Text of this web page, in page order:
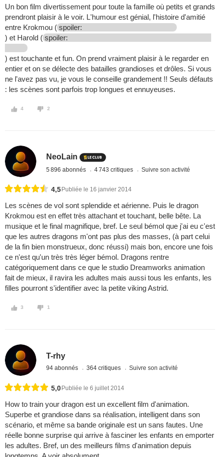
Un bon film divertissement pour toute la famille où petits et grands
prendront plaisir à le voir. L'humour est génial, l'histoire d'amitié
entre Krokmou ( spoiler:
) et Harold ( spoiler:
) est touchante et fun. On prend vraiment plaisir à le regarder en
entier et on se délecte des batailles grandioses et drôles. Si vous
ne l'avez pas vu, je vous le conseille grandement !! Seuls défauts
: les scènes sont parfois trop longues et ennuyeuses.
4 2
NeoLain
5 896 abonnés 4 743 critiques Suivre son activité
4,5 Publiée le 16 janvier 2014
Les scènes de vol sont splendide et aérienne. Puis le dragon
Krokmou est en effet très attachant et touchant, belle bête. La
musique et le final magnifique, bref. Le seul bémol que j'ai eu c'est
que les autres dragons m'ont pas plus des masses, (à part celui
de la fin bien monstrueux, donc réussi) mais bon, encore une fois
ce n'est qu'un très très léger bémol. Dragons rentre
catégoriquement dans ce que le studio Dreamworks animation
fait de mieux, il ravira les adultes mais aussi tous les enfants, les
filles pourront s'identifier avec la petite viking Astrid.
3 1
T-rhy
94 abonnés 364 critiques Suivre son activité
5,0 Publiée le 6 juillet 2014
How to train your dragon est un excellent film d'animation.
Superbe et grandiose dans sa réalisation, intelligent dans son
scénario, et même sa bande originale est un sans fautes. Une
réelle bonne surprise qui arrive à fasciner les enfants en emporter
les adultes. Bref, un des meilleurs films d'animation depuis